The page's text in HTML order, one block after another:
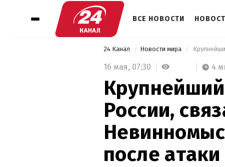
ВСЕ НОВОСТИ
24 Канал Новости мира
16 мая, 07:30 4
России,
после